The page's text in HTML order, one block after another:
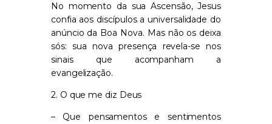
No momento da sua Ascensão, Jesus
confia aos discípulos a universalidade do
anúncio da Boa Nova. Mas não os deixa
sós: sua nova presença revela-se nos
sinais que acompanham a
evangelização.
2. O que me diz Deus
– Que pensamentos e sentimentos